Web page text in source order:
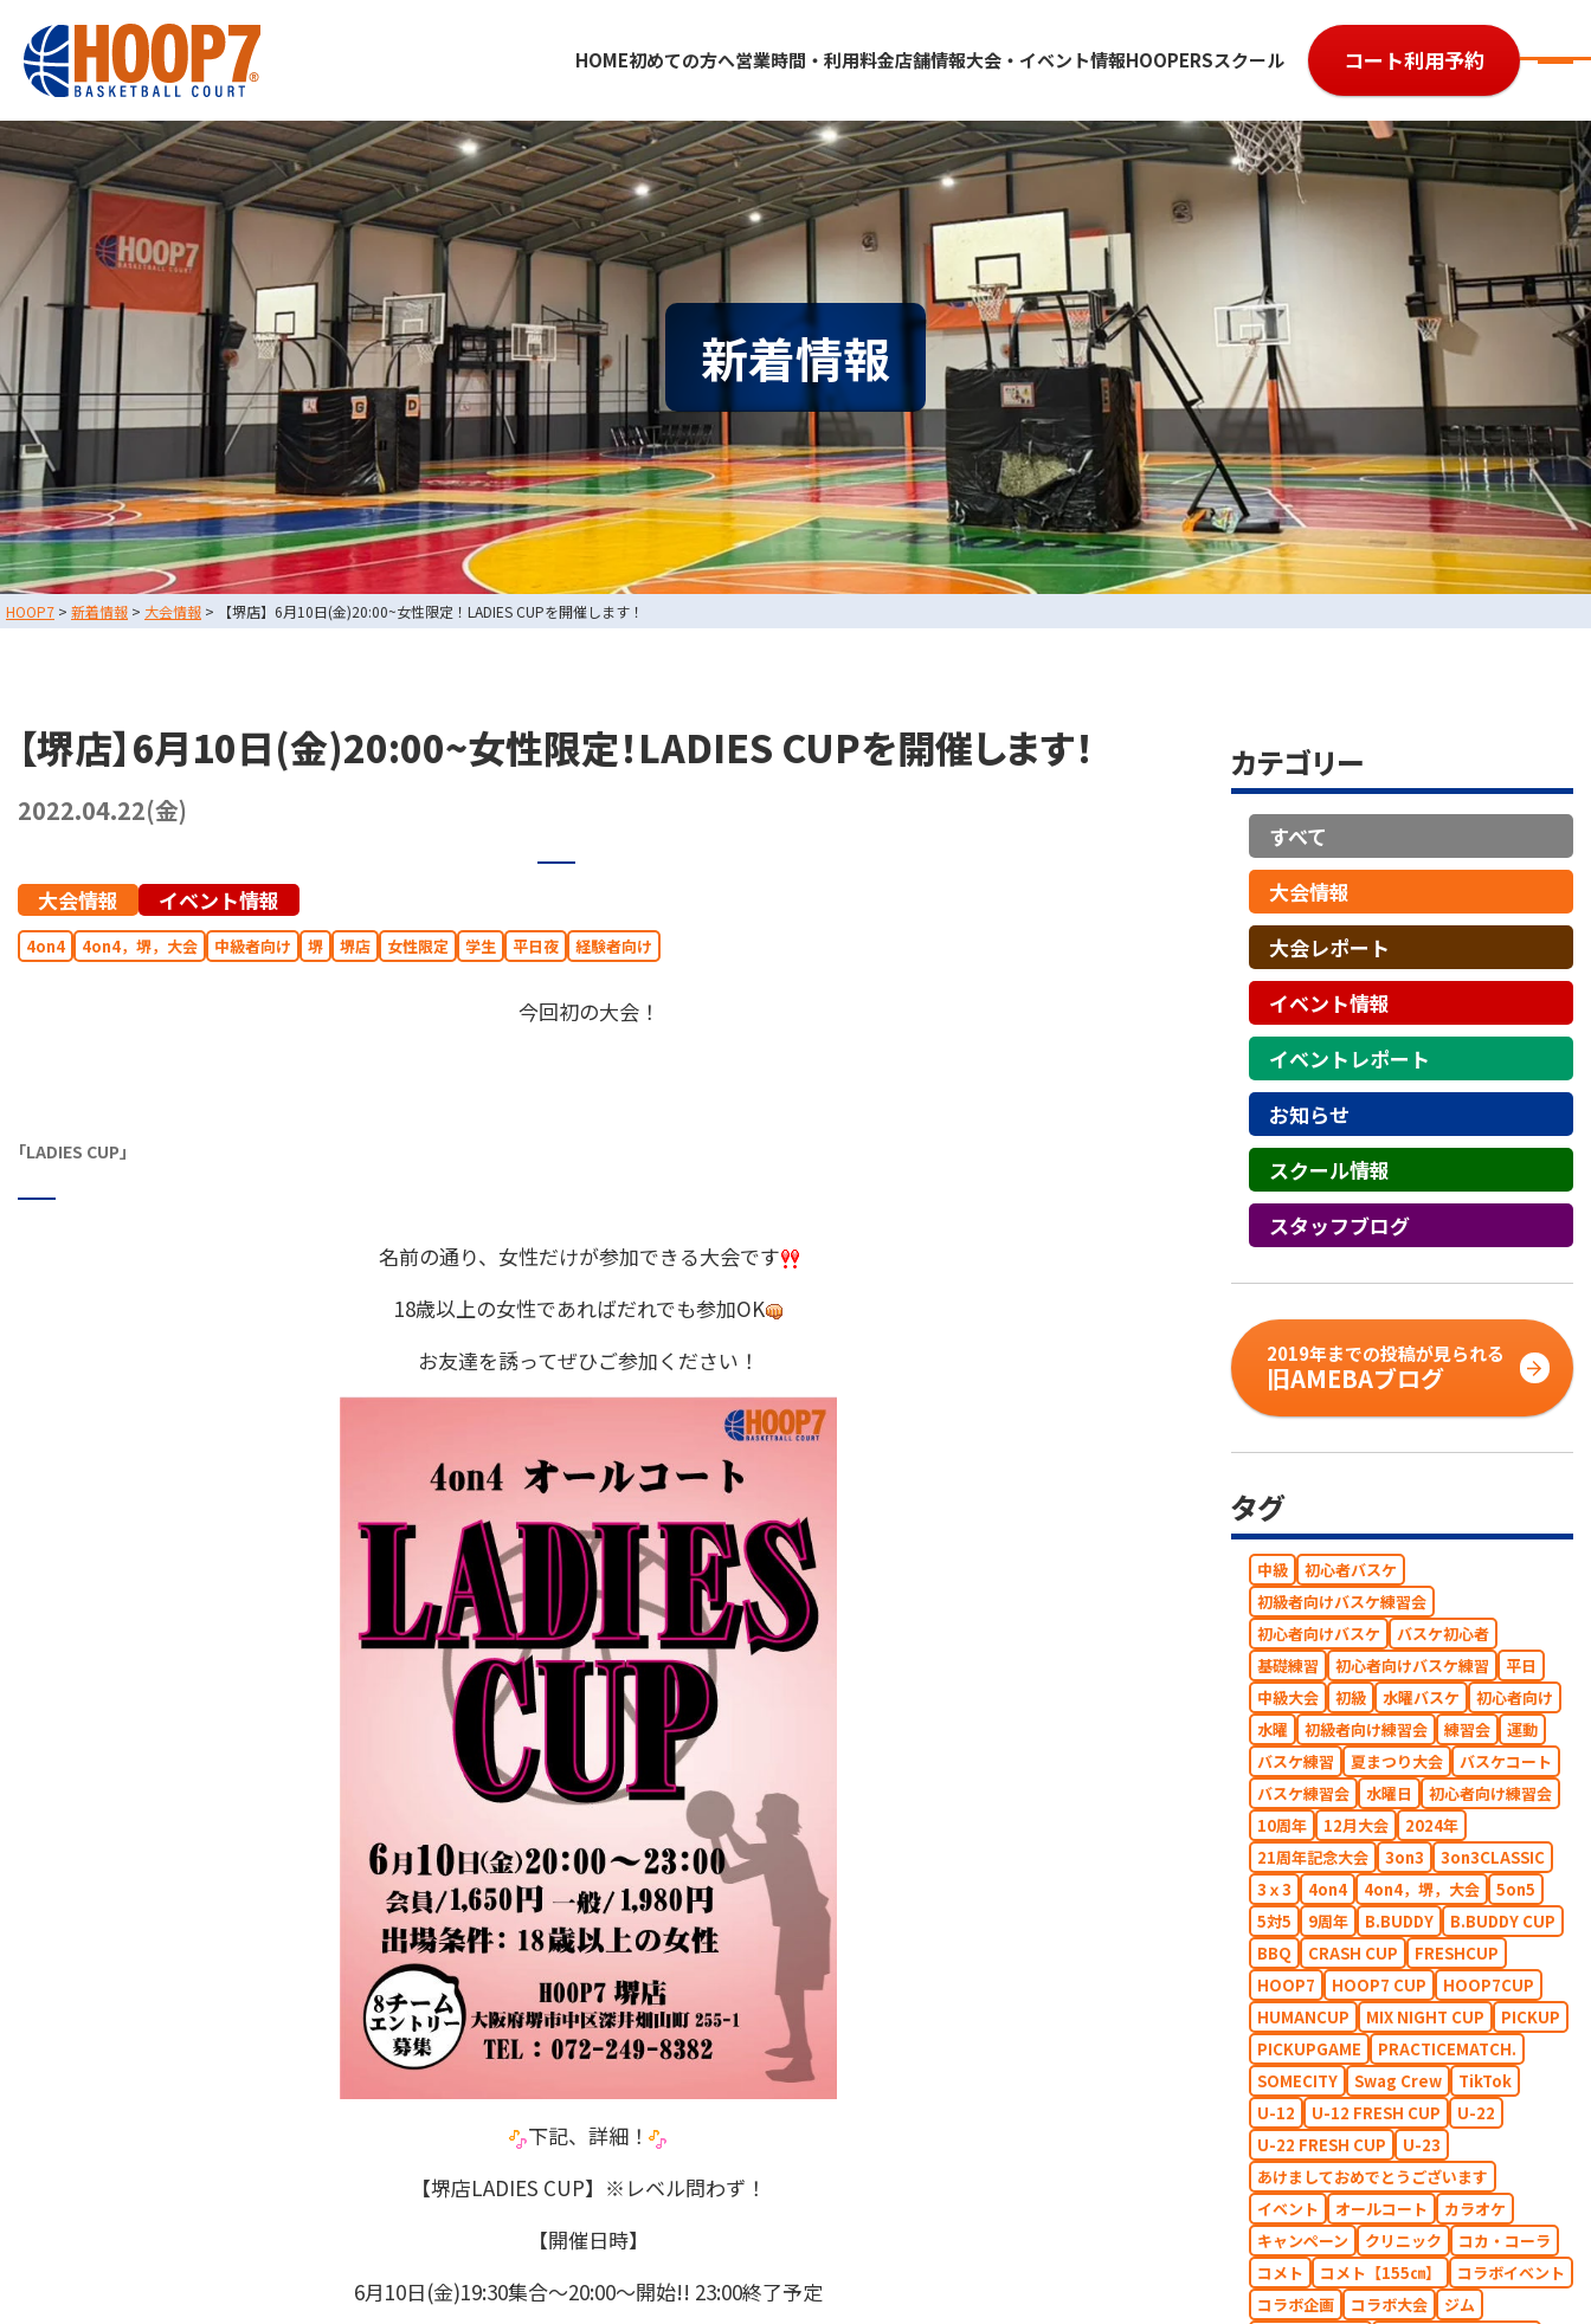
大阪・東大阪・堺のバスケコートレンタル｜HOOP7 HOME初めての方へ営業時間・利用料金店舗情報
堺店
大会・イベント情報
ルール・レベル
よくある質問
大会規約
大会予約履歴
HOOPERSスクール コート利用予約
大阪・東大阪・堺のバスケコートレンタル｜HOOP7
HOME
初めての方へ
東大阪店
堺店
大会・イベント情報
HOOPERSスクール
バスケ×BBQ
お知らせ
スタッフブログ
お問い合わせ
運営会社情報
0729-65-6060
堺店 TEL.072-249-8382
コート利用予約
新着情報
HOOP7 > 新着情報 > 大会情報 > 【堺店】6月10日(金)20:00~女性限定！LADIES CUPを開催します！
【堺店】6月10日(金)20:00~女性限定！LADIES CUPを開催します！
2022.04.22(金)
大会情報 イベント情報
4on4 4on4，堺，大会 中級者向け 堺 堺店 女性限定 学生 平日夜 経験者向け
今回初の大会！
「LADIES CUP」
名前の通り、女性だけが参加できる大会です
18歳以上の女性であればだれでも参加OK
お友達を誘ってぜひご参加ください！
下記、詳細！
【堺店LADIES CUP】※レベル問わず！
【開催日時】
6月10日(金)19:30集合～20:00～開始!! 23:00終了予定
カテゴリー
すべて
大会情報
大会レポート
イベント情報
イベントレポート
お知らせ
スクール情報
スタッフブログ
2019年までの投稿が見られる
旧AMEBAブログ
タグ
中級
初心者バスケ
初級者向けバスケ練習会
初心者向けバスケ
バスケ初心者
基礎練習
初心者向けバスケ練習
平日
中級大会
初級 水曜バスケ
初心者向け
水曜
初級者向け練習会 練習会
運動
バスケ練習
夏まつり大会
バスケコート
バスケ練習会
水曜日
初心者向け練習会
10周年
12月大会
2024年
21周年記念大会
3on3
3on3CLASSIC
3ｘ3
4on4 4on4，堺，大会
5on5
5対5
9周年 B.BUDDY
B.BUDDY CUP
BBQ
CRASH CUP
FRESHCUP
HOOP7
HOOP7 CUP
HOOP7CUP
HUMANCUP
MIX NIGHT CUP
PICKUP
PICKUPGAME
PRACTICEMATCH.
SOMECITY
Swag Crew
TikTok
U-12
U-12 FRESH CUP
U-22
U-22 FRESH CUP
U-23
あけましておめでとうございます
イベント
オールコート
カラオケ
キャンペーン
クリニック
コカ・コーラ
コメト
コメト【155㎝】
コラボイベント
コラボ企画
コラボ大会
ジム